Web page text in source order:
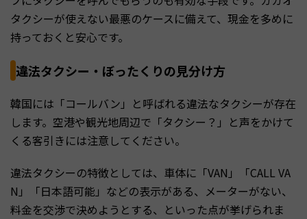
タクシーが使えない最悪のケースに備えて、現金を多めに
持っておくと安心です。
違法タクシー・ぼったくりの見分け方
韓国には「コールバン」と呼ばれる違法なタクシーが存在
します。空港や観光地周辺で「タクシー？」と声をかけて
くる客引きには注意してください。
違法タクシーの特徴としては、車体に「VAN」「CALL VA
N」「日本語可能」などの表示がある、メーターがない、
料金を交渉で決めようとする、といった点が挙げられま